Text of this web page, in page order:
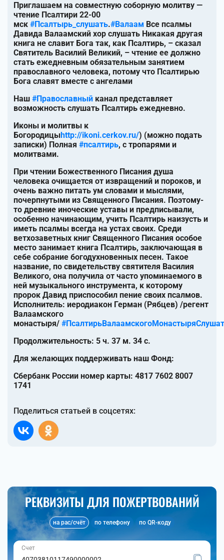
Приглашаем на совместную соборную молитву —
чтение Псалтири 22-00
мск #Псалтырь_слушать.#Валаам Все псалмы
Давида Валаамский хор слушать Никакая другая
книга не славит Бога так, как Псалтирь, – сказал
Святитель Василий Великий, – чтение ее должно
стать ежедневным обязательным занятием
православного человека, потому что Псалтирью
Бога славят вместе с ангелами
Наш #Православный канал представляет
возможность слушать Псалтирь ежедневно.
Иконы и молитвы к
Богородицыhttp://ikoni.cerkov.ru/) (можно подать
записки) Полная #псалтирь, с тропарями и
молитвами.
При чтении Божественного Писания душа
человека очищается от извращений и пороков, и
очень важно питать ум словами и мыслями,
почерпнутыми из Священного Писания. Поэтому-
то древние иноческие уставы и предписывали,
особенно начинающим, учить Псалтирь наизусть и
иметь псалмы всегда на устах своих. Среди
ветхозаветных книг Священного Писания особое
место занимает книга Псалтирь, заключающая в
себе собрание богодухновенных песен. Такое
название, по свидетельству святителя Василия
Великого, она получила от часто упоминаемого в
ней музыкального инструмента, к которому
пророк Давид приспособил пение своих псалмов.
Исполнитель: иеродиакон Герман (Рябцев) /регент
Валаамского
монастыря/
Продолжительность: 5 ч. 37 м. 34 с.
Для желающих поддерживать наш Фонд:
Сбербанк России номер карты: 4817 7602 8007
1741
Поделиться статьей в соцсетях:
РЕКВИЗИТЫ ДЛЯ ПОЖЕРТВОВАНИЙ
на рас/счёт по телефону по QR-коду
Счет